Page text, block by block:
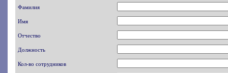
Фамилия
Имя
Отчество
Должность
Кол-во сотрудников